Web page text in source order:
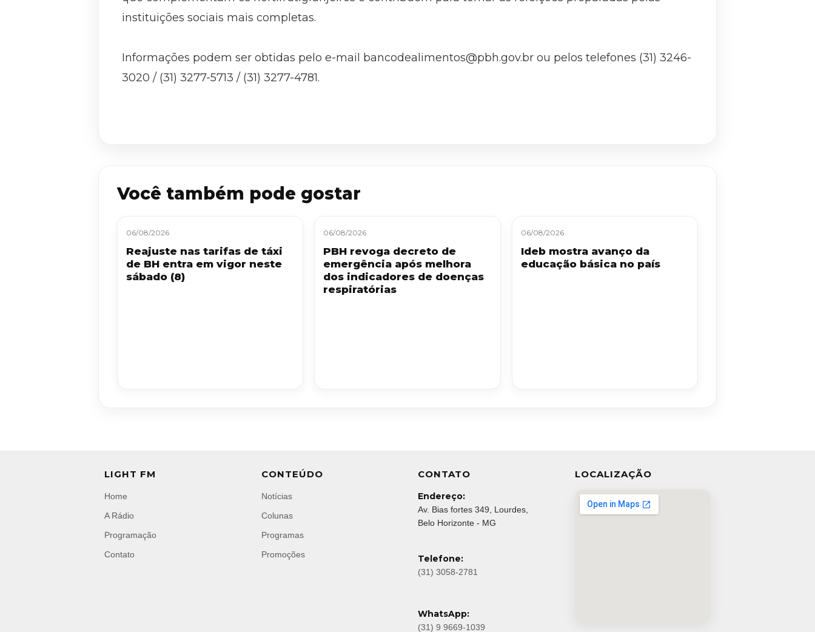
instituições sociais mais completas.
Informações podem ser obtidas pelo e-mail bancodealimentos@pbh.gov.br ou pelos telefones (31) 3246-
3020 / (31) 3277-5713 / (31) 3277-4781.
Você também pode gostar
06/08/2026
Reajuste nas tarifas de táxi
de BH entra em vigor neste
sábado (8)
06/08/2026
PBH revoga decreto de
emergência após melhora
dos indicadores de doenças
respiratórias
06/08/2026
Ideb mostra avanço da
educação básica no país
LIGHT FM
Home
A Rádio
Programação
Contato
CONTEÚDO
Notícias
Colunas
Programas
Promoções
CONTATO
Endereço:
Av. Bias fortes 349, Lourdes,
Belo Horizonte - MG
Telefone:
(31) 3058-2781
WhatsApp:
(31) 9 9669-1039
LOCALIZAÇÃO